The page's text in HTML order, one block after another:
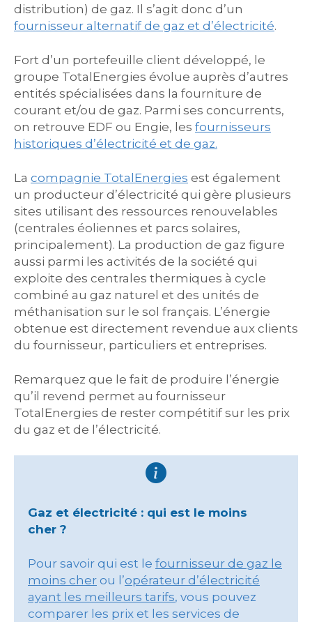
distribution) de gaz. Il s’agit donc d’un
fournisseur alternatif de gaz et d’électricité.
Fort d’un portefeuille client développé, le
groupe TotalEnergies évolue auprès d’autres
entités spécialisées dans la fourniture de
courant et/ou de gaz. Parmi ses concurrents,
on retrouve EDF ou Engie, les fournisseurs
historiques d’électricité et de gaz.
La compagnie TotalEnergies est également
un producteur d’électricité qui gère plusieurs
sites utilisant des ressources renouvelables
(centrales éoliennes et parcs solaires,
principalement). La production de gaz figure
aussi parmi les activités de la société qui
exploite des centrales thermiques à cycle
combiné au gaz naturel et des unités de
méthanisation sur le sol français. L’énergie
obtenue est directement revendue aux clients
du fournisseur, particuliers et entreprises.
Remarquez que le fait de produire l’énergie
qu’il revend permet au fournisseur
TotalEnergies de rester compétitif sur les prix
du gaz et de l’électricité.
Gaz et électricité : qui est le moins
cher ?
Pour savoir qui est le fournisseur de gaz le
moins cher ou l’opérateur d’électricité
ayant les meilleurs tarifs, vous pouvez
comparer les prix et les services de